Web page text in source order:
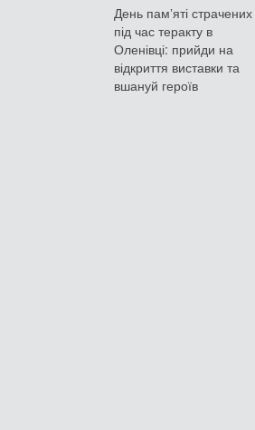
День памʼяті страчених
під час теракту в
Оленівці: прийди на
відкриття виставки та
вшануй героїв